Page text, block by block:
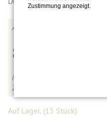
8,90
inkl. MwSt.,
2,54
Auf Lager. (15 Stück)
Zustimmung angezeigt.